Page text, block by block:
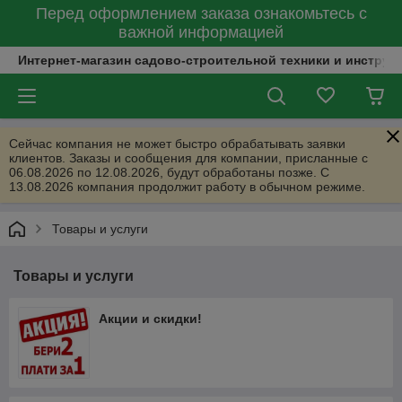
Перед оформлением заказа ознакомьтесь с
важной информацией
Интернет-магазин садово-строительной техники и
Сейчас компания не может быстро обрабатывать заявки
клиентов. Заказы и сообщения для компании, присланные с
06.08.2026 по 12.08.2026, будут обработаны позже. С
13.08.2026 компания продолжит работу в обычном режиме.
Товары и услуги
Товары и услуги
Акции и скидки!